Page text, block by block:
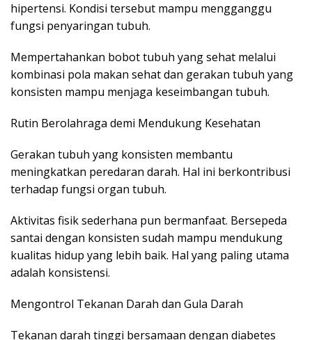
hipertensi. Kondisi tersebut mampu mengganggu
fungsi penyaringan tubuh.
Mempertahankan bobot tubuh yang sehat melalui
kombinasi pola makan sehat dan gerakan tubuh yang
konsisten mampu menjaga keseimbangan tubuh.
Rutin Berolahraga demi Mendukung Kesehatan
Gerakan tubuh yang konsisten membantu
meningkatkan peredaran darah. Hal ini berkontribusi
terhadap fungsi organ tubuh.
Aktivitas fisik sederhana pun bermanfaat. Bersepeda
santai dengan konsisten sudah mampu mendukung
kualitas hidup yang lebih baik. Hal yang paling utama
adalah konsistensi.
Mengontrol Tekanan Darah dan Gula Darah
Tekanan darah tinggi bersamaan dengan diabetes